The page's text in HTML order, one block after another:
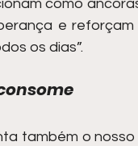
como
e
os dias”.
também o